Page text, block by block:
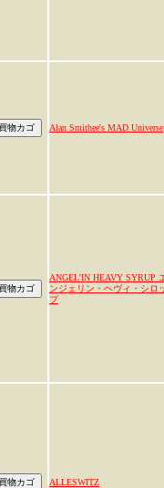
Alan Smithee's MAD Universe
ANGEL'IN HEAVY SYRUP
ンジェリン・ヘヴィ・シロ
プ
ALLESWITZ